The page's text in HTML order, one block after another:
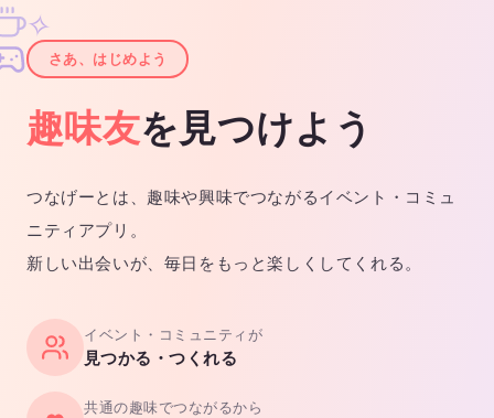
✦
✧
さあ、はじめよう
趣味友を見つけよう
つなげーとは、趣味や興味でつながるイベント・コミュ
ニティアプリ。
新しい出会いが、毎日をもっと楽しくしてくれる。
イベント・コミュニティが
見つかる・つくれる
共通の趣味でつながるから